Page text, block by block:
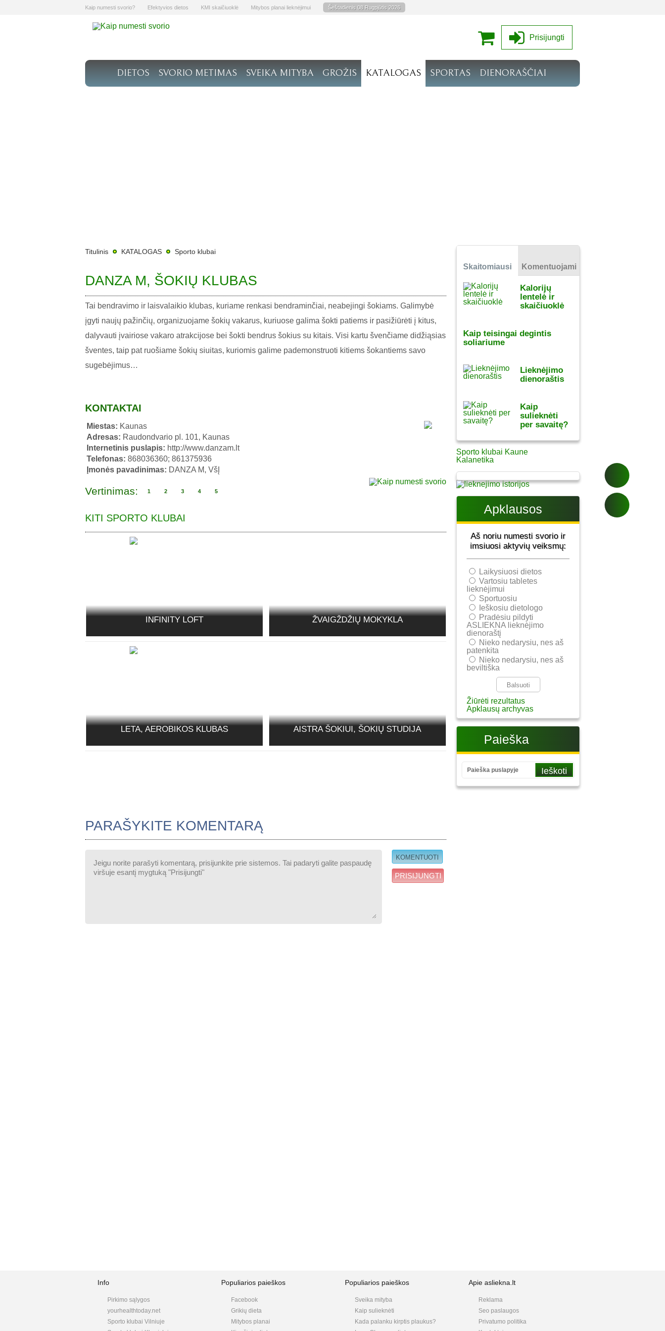
Kaip numesti svorio? Efektyvios dietos KMI skaičiuoklė Mitybos planai lieknėjimui Šeštadienis 08 Rugpjūtis 2026
Prisijungti
DIETOS SVORIO METIMAS SVEIKA MITYBA GROŽIS KATALOGAS SPORTAS DIENORAŠČIAI
Titulinis KATALOGAS Sporto klubai
DANZA M, ŠOKIŲ KLUBAS
Tai bendravimo ir laisvalaikio klubas, kuriame renkasi bendraminčiai, neabejingi šokiams. Galimybė
įgyti naujų pažinčių, organizuojame šokių vakarus, kuriuose galima šokti patiems ir pasižiūrėti į kitus,
dalyvauti įvairiose vakaro atrakcijose bei šokti bendrus šokius su kitais. Visi kartu švenčiame didžiąsias
šventes, taip pat ruošiame šokių siuitas, kuriomis galime pademonstruoti kitiems šokantiems savo
sugebėjimus…
KONTAKTAI
Miestas: Kaunas
Adresas: Raudondvario pl. 101, Kaunas
Internetinis puslapis: http://www.danzam.lt
Telefonas: 868036360; 861375936
Įmonės pavadinimas: DANZA M, VšĮ
Vertinimas: 1 2 3 4 5
KITI SPORTO KLUBAI
INFINITY LOFT ŽVAIGŽDŽIŲ MOKYKLA
LETA, AEROBIKOS KLUBAS AISTRA ŠOKIUI, ŠOKIŲ STUDIJA
PARAŠYKITE KOMENTARĄ
PRISIJUNGTI
Skaitomiausi Komentuojami
Kalorijų
lentelė ir
skaičiuoklė
Kaip teisingai degintis
soliariume
Lieknėjimo
dienoraštis
Kaip
sulieknėti
per savaitę?
Sporto klubai Kaune
Kalanetika
Apklausos
Aš noriu numesti svorio ir
imsiuosi aktyvių veiksmų:
Laikysiuosi dietos
Vartosiu tabletes
lieknėjimui
Sportuosiu
Ieškosiu dietologo
Pradėsiu pildyti
ASLIEKNA lieknėjimo
dienoraštį
Nieko nedarysiu, nes aš
patenkita
Nieko nedarysiu, nes aš
beviltiška
Žiūrėti rezultatus
Apklausų archyvas
Paieška
Info
Pirkimo sąlygos
yourhealthtoday.net
Sporto klubai Vilniuje
Populiarios paieškos
Facebook
Grikių dieta
Mitybos planai
Populiarios paieškos
Sveika mityba
Kaip sulieknėti
Kada palanku kirptis plaukus?
Apie asliekna.lt
Reklama
Seo paslaugos
Privatumo politika